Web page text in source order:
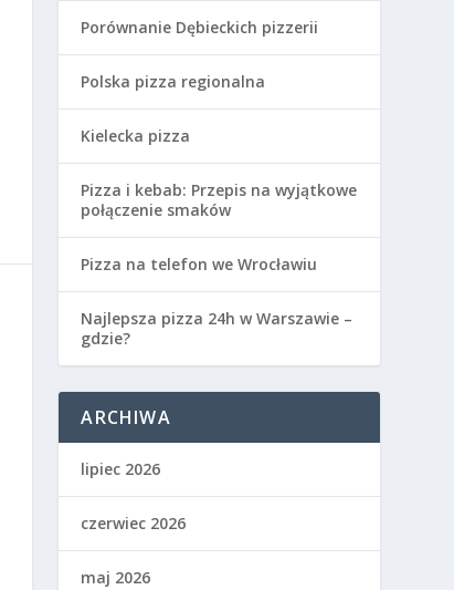
Porównanie Dębieckich pizzerii
Polska pizza regionalna
Kielecka pizza
Pizza i kebab: Przepis na wyjątkowe
połączenie smaków
Pizza na telefon we Wrocławiu
Najlepsza pizza 24h w Warszawie –
gdzie?
ARCHIWA
lipiec 2026
czerwiec 2026
maj 2026